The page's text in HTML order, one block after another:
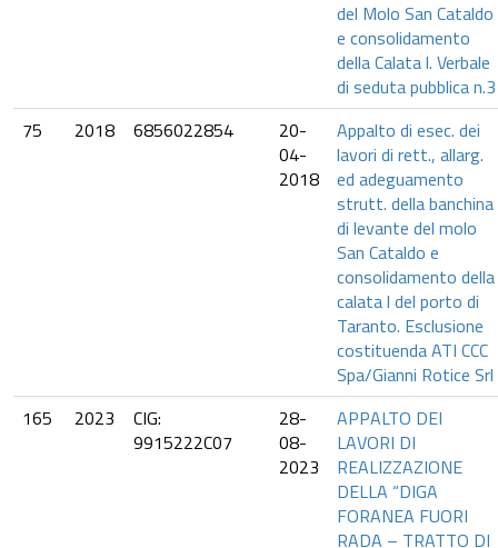
del Molo San Cataldo
e consolidamento
della Calata l. Verbale
di seduta pubblica n.3
75
2018 6856022854
20-
04-
2018
Appalto di esec. dei
lavori di rett., allarg.
ed adeguamento
strutt. della banchina
di levante del molo
San Cataldo e
consolidamento della
calata l del porto di
Taranto. Esclusione
costituenda ATI CCC
Spa/Gianni Rotice Srl
165
2023
CIG:
9915222C07
28-
08-
2023
APPALTO DEI
LAVORI DI
REALIZZAZIONE
DELLA “DIGA
FORANEA FUORI
RADA – TRATTO DI